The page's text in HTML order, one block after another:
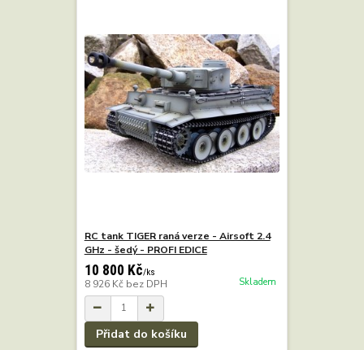
RC tank TIGER raná verze - Airsoft 2.4
GHz - šedý - PROFI EDICE
10 800 Kč/ks
8 926 Kč bez DPH Skladem
Přidat do košíku